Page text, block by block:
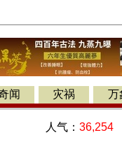
闻 灾祸 万
人气： 36,254